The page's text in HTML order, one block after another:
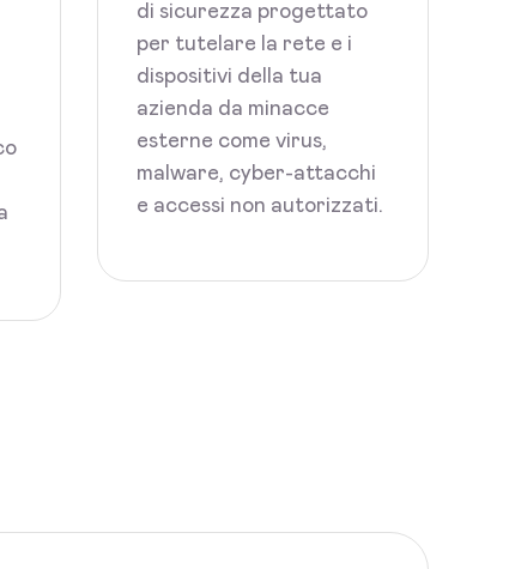
di sicurezza progettato
per tutelare la rete e i
dispositivi della tua
azienda da minacce
esterne come virus,
malware, cyber-attacchi
e accessi non autorizzati.